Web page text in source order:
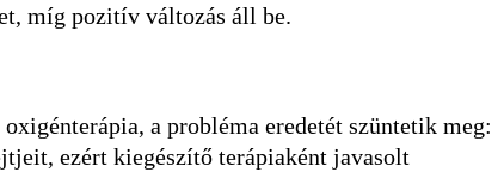
míg pozitív változás áll be.
a probléma eredetét szüntetik meg:
ezért kiegészítő terápiaként javasolt